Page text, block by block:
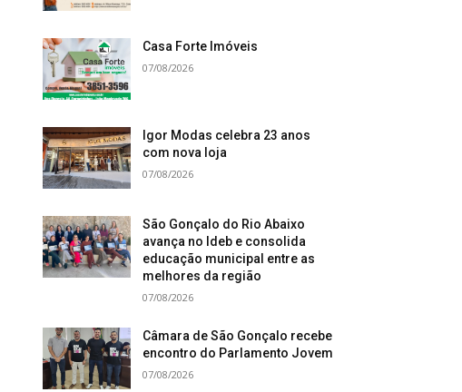
Casa Forte Imóveis
07/08/2026
Igor Modas celebra 23 anos
com nova loja
07/08/2026
São Gonçalo do Rio Abaixo
avança no Ideb e consolida
educação municipal entre as
melhores da região
07/08/2026
Câmara de São Gonçalo recebe
encontro do Parlamento Jovem
07/08/2026